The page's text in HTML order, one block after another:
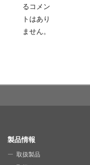
るコメン
トはあり
ません。
SITE MAP
製品情報
取扱製品